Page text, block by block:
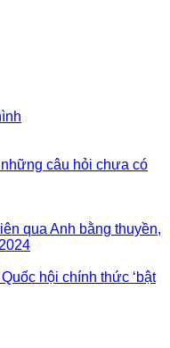
câu hỏi chưa có
qua Anh bằng thuyền,
hội chính thức ‘bật